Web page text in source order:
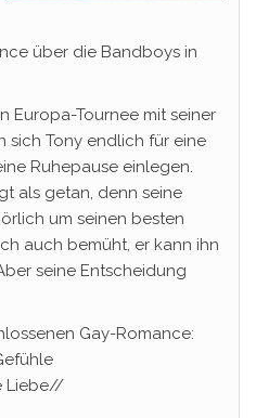
über die Bandboys in
Europa-Tournee mit seiner
sich Tony endlich für eine
Ruhepause einlegen.
als getan, denn seine
um seinen besten
auch bemüht, er kann ihn
seine Entscheidung
Gay-Romance:
Liebe//